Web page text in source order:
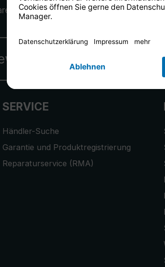
14 Tage
anmelden und
SERVICE
Händler-Suche
Garantie und Produktregistrierung
Reparaturservice (RMA)